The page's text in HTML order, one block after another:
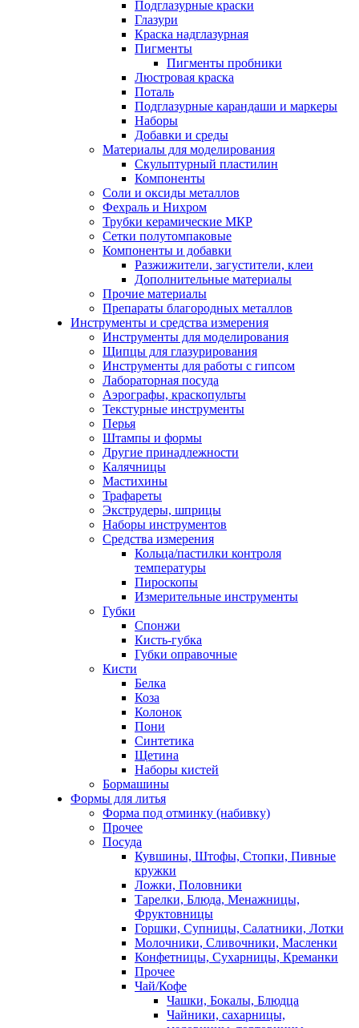
Подглазурные краски
Глазури
Краска надглазурная
Пигменты
Пигменты пробники
Люстровая краска
Поталь
Подглазурные карандаши и маркеры
Наборы
Добавки и среды
Материалы для моделирования
Скульптурный пластилин
Компоненты
Соли и оксиды металлов
Фехраль и Нихром
Трубки керамические МКР
Сетки полутомпаковые
Компоненты и добавки
Разжижители, загустители, клеи
Дополнительные материалы
Прочие материалы
Препараты благородных металлов
Инструменты и средства измерения
Инструменты для моделирования
Щипцы для глазурирования
Инструменты для работы с гипсом
Лабораторная посуда
Аэрографы, краскопульты
Текстурные инструменты
Перья
Штампы и формы
Другие принадлежности
Калячницы
Мастихины
Трафареты
Экструдеры, шприцы
Наборы инструментов
Средства измерения
Кольца/пастилки контроля
температуры
Пироскопы
Измерительные инструменты
Губки
Спонжи
Кисть-губка
Губки оправочные
Кисти
Белка
Коза
Колонок
Пони
Синтетика
Щетина
Наборы кистей
Бормашины
Формы для литья
Форма под отминку (набивку)
Прочее
Посуда
Кувшины, Штофы, Стопки, Пивные
кружки
Ложки, Половники
Тарелки, Блюда, Менажницы,
Фруктовницы
Горшки, Супницы, Салатники, Лотки
Молочники, Сливочники, Масленки
Конфетницы, Сухарницы, Креманки
Прочее
Чай/Кофе
Чашки, Бокалы, Блюдца
Чайники, сахарницы,